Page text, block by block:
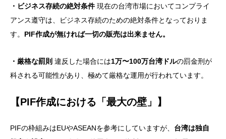
・ビジネス存続の絶対条件現在の台湾市場においてコンプライ
アンス遵守は、ビジネス存続のための絶対条件となっておりま
す。 PIF作成が無ければ一切の販売は出来ません。
・厳格な罰則 違反した場合には1万〜100万台湾ドルの罰金刑が
科される可能性があり、極めて厳格な運用が行われています。
【PIF作成における「最大の壁」】
PIFの枠組みはEUやASEANを参考にしていますが、 台湾は独自